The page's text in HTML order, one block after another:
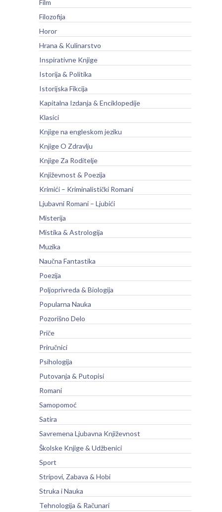
Film
Filozofija
Horor
Hrana & Kulinarstvo
Inspirativne Knjige
Istorija & Politika
Istorijska Fikcija
Kapitalna Izdanja & Enciklopedije
Klasici
Knjige na engleskom jeziku
Knjige O Zdravlju
Knjige Za Roditelje
Književnost & Poezija
Krimići – Kriminalistički Romani
Ljubavni Romani – Ljubići
Misterija
Mistika & Astrologija
Muzika
Naučna Fantastika
Poezija
Poljoprivreda & Biologija
Popularna Nauka
Pozorišno Delo
Priče
Priručnici
Psihologija
Putovanja & Putopisi
Romani
Samopomoć
Satira
Savremena Ljubavna Književnost
Školske Knjige & Udžbenici
Sport
Stripovi, Zabava & Hobi
Struka i Nauka
Tehnologija & Računari